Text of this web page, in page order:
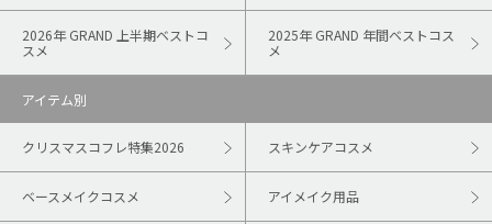
2026年 GRAND 上半期ベストコ
スメ
2025年 GRAND 年間ベストコス
メ
アイテム別
クリスマスコフレ特集2026 スキンケアコスメ
ベースメイクコスメ アイメイク用品